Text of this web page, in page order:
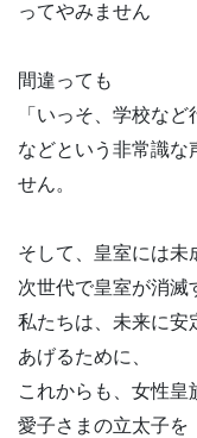
ってやみません
間違っても
「いっそ、学校など
などという非常識な
せん。
そして、皇室には未
次世代で皇室が消滅
私たちは、未来に安
あげるために、
これからも、女性皇
愛子さまの立太子を